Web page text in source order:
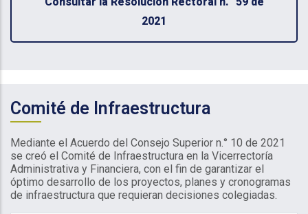
2021
Comité de Infraestructura
Mediante el Acuerdo del Consejo Superior n.° 10 de 2021
se creó el Comité de Infraestructura en la Vicerrectoría
Administrativa y Financiera, con el fin de garantizar el
óptimo desarrollo de los proyectos, planes y cronogramas
de infraestructura que requieran decisiones colegiadas.